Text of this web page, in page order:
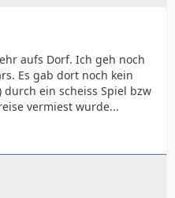
aufs Dorf. Ich geh noch
Es gab dort noch kein
ein scheiss Spiel bzw
vermiest wurde...